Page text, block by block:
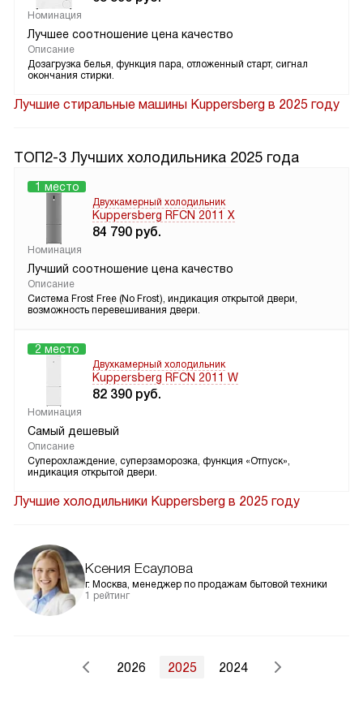
Номинация
Лучшее соотношение цена качество
Описание
Дозагрузка белья, функция пара, отложенный старт, сигнал
окончания стирки.
Лучшие стиральные машины Kuppersberg в 2025 году
ТОП2-3 Лучших холодильника 2025 года
1 место
Двухкамерный холодильник
Kuppersberg RFCN 2011 X
84 790 руб.
Номинация
Лучший соотношение цена качество
Описание
Система Frost Free (No Frost), индикация открытой двери,
возможность перевешивания двери.
2 место
Двухкамерный холодильник
Kuppersberg RFCN 2011 W
82 390 руб.
Номинация
Самый дешевый
Описание
Суперохлаждение, суперзаморозка, функция «Отпуск»,
индикация открытой двери.
Лучшие холодильники Kuppersberg в 2025 году
Ксения Есаулова
г. Москва, менеджер по продажам бытовой техники
1 рейтинг
2026 2025 2024